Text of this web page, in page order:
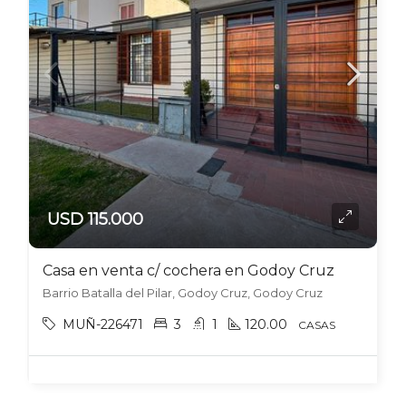
USD 115.000
Casa en venta c/ cochera en Godoy Cruz
Barrio Batalla del Pilar, Godoy Cruz, Godoy Cruz
MUÑ-226471 3 1 120.00 CASAS